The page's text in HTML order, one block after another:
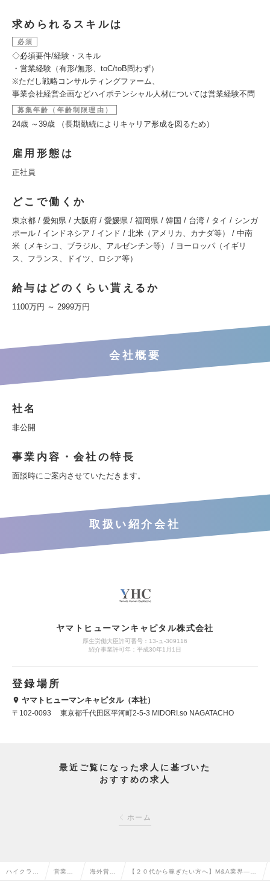
求められるスキルは
必須
◇必須要件/経験・スキル
・営業経験（有形/無形、toC/toB問わず）
※ただし戦略コンサルティングファーム、
事業会社経営企画などハイポテンシャル人材については営業経験不問
募集年齢（年齢制限理由）
24歳 ～39歳 （長期勤続によりキャリア形成を図るため）
雇用形態は
正社員
どこで働くか
東京都 / 愛知県 / 大阪府 / 愛媛県 / 福岡県 / 韓国 / 台湾 / タイ / シンガ
ポール / インドネシア / インド / 北米（アメリカ、カナダ等） / 中南
米（メキシコ、ブラジル、アルゼンチン等） / ヨーロッパ（イギリ
ス、フランス、ドイツ、ロシア等）
給与はどのくらい貰えるか
1100万円 ～ 2999万円
会社概要
社名
非公開
事業内容・会社の特長
面談時にご案内させていただきます。
取扱い紹介会社
ヤマトヒューマンキャピタル株式会社
厚生労働大臣許可番号：13-ュ-309116
紹介事業許可年：平成30年1月1日
登録場所
ヤマトヒューマンキャピタル（本社）
〒102-0093 東京都千代田区平河町2-5-3 MIDORI.so NAGATACHO
最近ご覧になった求人に基づいた
おすすめの求人
ホーム
ハイクラス 営業系 海外営業 【２０代から稼ぎたい方へ】M&A業界――